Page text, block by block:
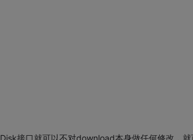
接口就可以不对download本身做任何修改，就